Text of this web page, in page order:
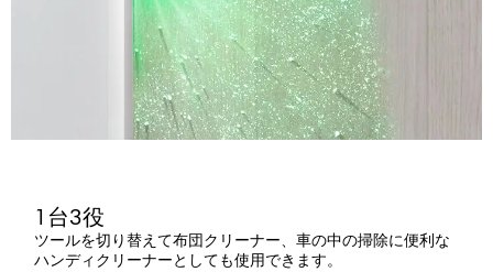
1台3役
ツールを切り替えて布団クリーナー、車の中の掃除に便利な
ハンディクリーナーとしても使用できます。